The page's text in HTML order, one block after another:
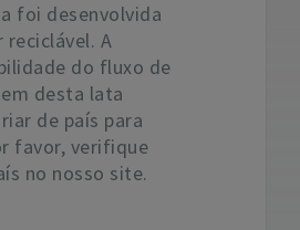
foi desenvolvida
reciclável. A
do fluxo de
desta lata
de país para
favor, verifique
no nosso site.